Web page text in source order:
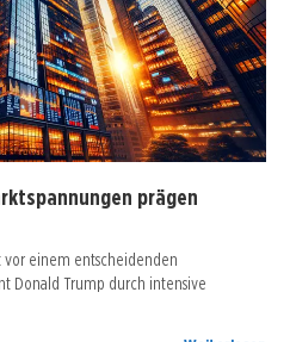
prägen
einem entscheidenden
Donald Trump durch intensive